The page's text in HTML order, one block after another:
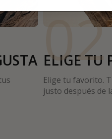
02
ELIGE TU
Elige tu favorito.
justo después de